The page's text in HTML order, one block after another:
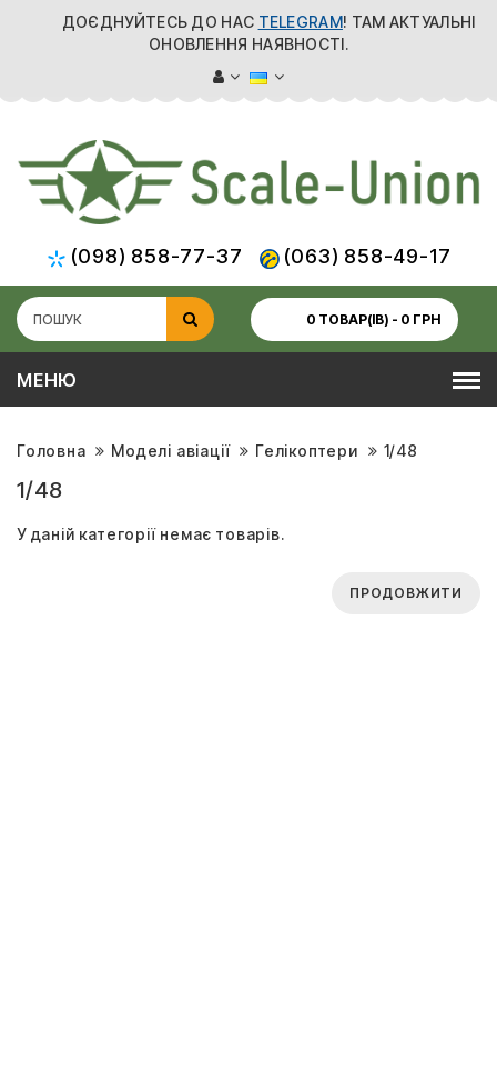
ДОЄДНУЙТЕСЬ ДО НАС TELEGRAM! ТАМ АКТУАЛЬНІ
ОНОВЛЕННЯ НАЯВНОСТІ.
(098) 858-77-37 (063) 858-49-17
0 ТОВАР(ІВ) - 0 ГРН
МЕНЮ
Головна Моделі авіації Гелікоптери 1/48
1/48
У даній категорії немає товарів.
ПРОДОВЖИТИ